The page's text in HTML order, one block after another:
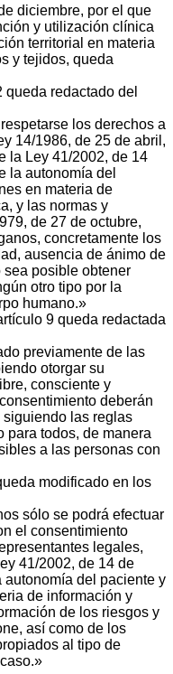
diciembre, por el que
y utilización clínica
territorial en materia
y tejidos, queda
redactado del
los derechos a
14/1986, de 25 de abril,
la Ley 41/2002, de 14
la autonomía del
en materia de
y las normas y
de 27 de octubre,
concretamente los
ausencia de ánimo de
sea posible obtener
otro tipo por la
humano.»
9 queda redactada
previamente de las
otorgar su
consciente y
deberán
siguiendo las reglas
para todos, de manera
a las personas con
modificado en los
sólo se podrá efectuar
el consentimiento
legales,
41/2002, de 14 de
del paciente y
de información y
de los riesgos y
así como de los
al tipo de